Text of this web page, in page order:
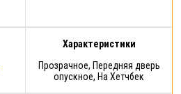
Характеристики
Прозрачное, Передняя дверь
опускное, На Хетчбек